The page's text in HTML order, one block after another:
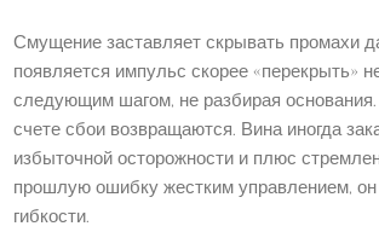
Смущение заставляет скрывать промахи
появляется импульс скорее «перекрыть»
следующим шагом, не разбирая
счете сбои возвращаются. Вина иногда
избыточной осторожности и плюс
прошлую ошибку жестким управлением,
гибкости.